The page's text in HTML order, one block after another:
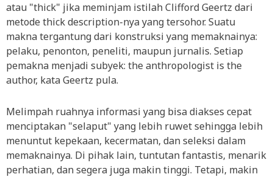
atau "thick" jika meminjam istilah Clifford Geertz dari
metode thick description-nya yang tersohor. Suatu
makna tergantung dari konstruksi yang memaknainya:
pelaku, penonton, peneliti, maupun jurnalis. Setiap
pemakna menjadi subyek: the anthropologist is the
author, kata Geertz pula.
Melimpah ruahnya informasi yang bisa diakses cepat
menciptakan "selaput" yang lebih ruwet sehingga lebih
menuntut kepekaan, kecermatan, dan seleksi dalam
memaknainya. Di pihak lain, tuntutan fantastis, menarik
perhatian, dan segera juga makin tinggi. Tetapi, makin